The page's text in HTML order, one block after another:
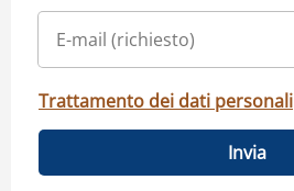
Trattamento dei dati personali
Invia